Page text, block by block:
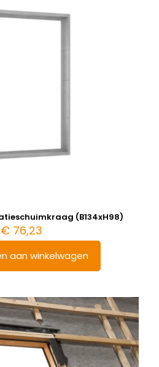
(B134xH98)
€ 76,23
aan winkelwagen